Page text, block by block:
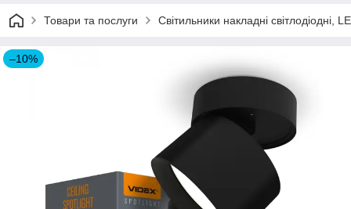
Товари та послуги Світильники накладні світлодіодні,
–10%